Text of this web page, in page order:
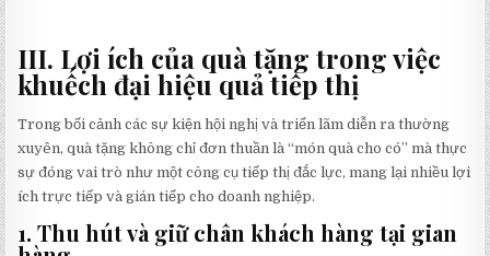
III. Lợi ích của quà tặng trong việc
khuếch đại hiệu quả tiếp thị
Trong bối cảnh các sự kiện hội nghị và triển lãm diễn ra thường
xuyên, quà tặng không chỉ đơn thuần là “món quà cho có” mà thực
sự đóng vai trò như một công cụ tiếp thị đắc lực, mang lại nhiều lợi
ích trực tiếp và gián tiếp cho doanh nghiệp.
1.Thu hút và giữ chân khách hàng tại gian